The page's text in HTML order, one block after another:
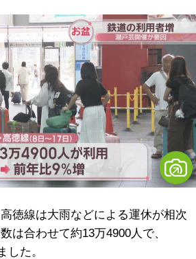
徳線は大雨などによる運休が相次
は合わせて約13万4900人で、
した。